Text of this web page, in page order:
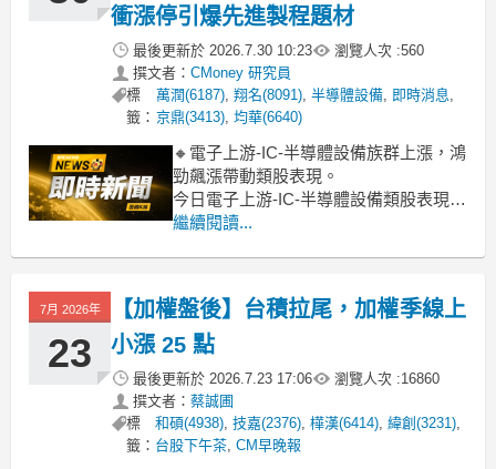
衝漲停引爆先進製程題材
最後更新於 2026.7.30 10:23 瀏覽人次 :560
撰文者： CMoney 研究員
標
籤：
萬潤(6187), 翔名(8091), 半導體設備, 即時消息,
京鼎(3413), 均華(6640)
🔸電子上游-IC-半導體設備族群上漲，鴻
勁飆漲帶動類股表現。
今日電子上游-IC-半導體設備類股表現搶
眼，盤中漲幅逾5.89%，主要動能來自個
個股表現分歧明顯，鴻勁受惠於半導體
設備檢測及先進封裝需求發酵，強勢表
態。然而，龍頭股
繼續閱讀...
7月 2026年
23
【加權盤後】台積拉尾，加權季線上
小漲 25 點
最後更新於 2026.7.23 17:06 瀏覽人次 :16860
撰文者： 蔡誠圃
標
籤：
和碩(4938),技嘉(2376),樺漢(6414),緯創(3231),
台股下午茶,CM早晚報